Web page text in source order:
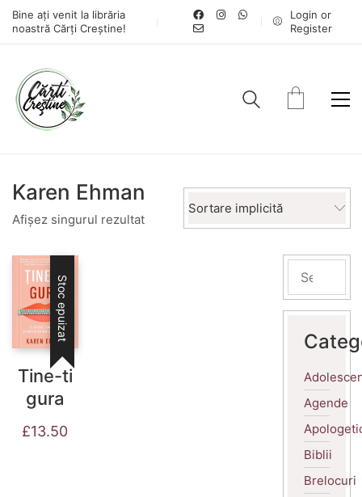
Bine ați venit la librăria
noastră Cărți Creștine!
Login or
Register
Karen Ehman
Afișez singurul rezultat
Sortare implicită
Stoc epuizat
Tine-ti
gura
£13.50
Agende
Biblii
Brelocuri